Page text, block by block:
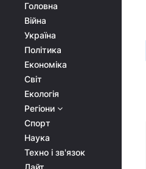
Головна
Війна
Україна
Політика
Економіка
Світ
Екологія
Регіони
Спорт
Наука
Техно і зв'язок
Лайт